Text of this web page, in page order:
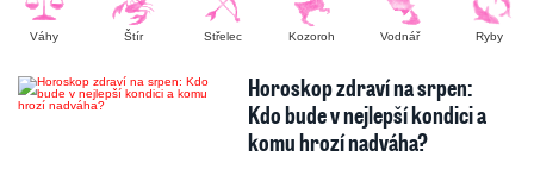
Váhy Štír Střelec Kozoroh Vodnář Ryby
Horoskop zdraví na srpen:
Kdo bude v nejlepší kondici a
komu hrozí nadváha?